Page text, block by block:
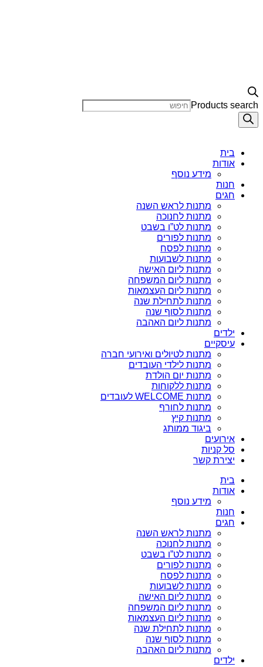
Products search
בית
אודות
מידע נוסף
חנות
חגים
מתנות לראש השנה
מתנות לחנוכה
מתנות לט”ו בשבט
מתנות לפורים
מתנות לפסח
מתנות לשבועות
מתנות ליום האישה
מתנות ליום המשפחה
מתנות ליום העצמאות
מתנות לתחילת שנה
מתנות לסוף שנה
מתנות ליום האהבה
ילדים
עיסקיים
מתנות לטיולים ואירועי חברה
מתנות לילדי העובדים
מתנות יום הולדת
מתנות ללקוחות
מתנות WELCOME לעובדים
מתנות לחורף
מתנות קיץ
ביגוד ממותג
אירועים
סל קניות
יצירת קשר
בית
אודות
מידע נוסף
חנות
חגים
מתנות לראש השנה
מתנות לחנוכה
מתנות לט”ו בשבט
מתנות לפורים
מתנות לפסח
מתנות לשבועות
מתנות ליום האישה
מתנות ליום המשפחה
מתנות ליום העצמאות
מתנות לתחילת שנה
מתנות לסוף שנה
מתנות ליום האהבה
ילדים